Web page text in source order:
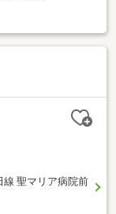
線 聖マリア病院前